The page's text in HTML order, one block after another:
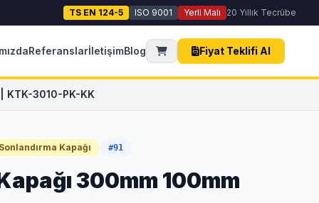
TS EN 124-5 ISO 9001 Yerli Malı 20 Yıllık Tecrübe
ReferanslarİletişimBlog Fiyat Teklifi Al
KTK-3010-PK-KK
Kapağı #91
300mm 100mm